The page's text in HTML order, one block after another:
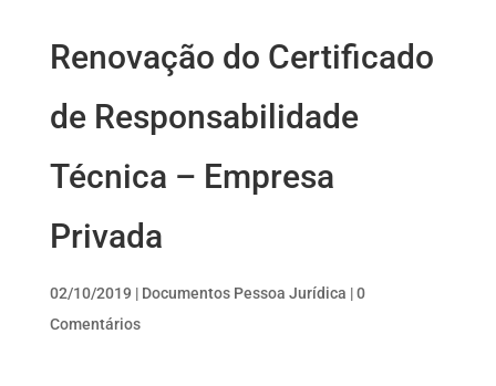
Renovação do Certificado
de Responsabilidade
Técnica – Empresa
Privada
02/10/2019 | Documentos Pessoa Jurídica |0
Comentários